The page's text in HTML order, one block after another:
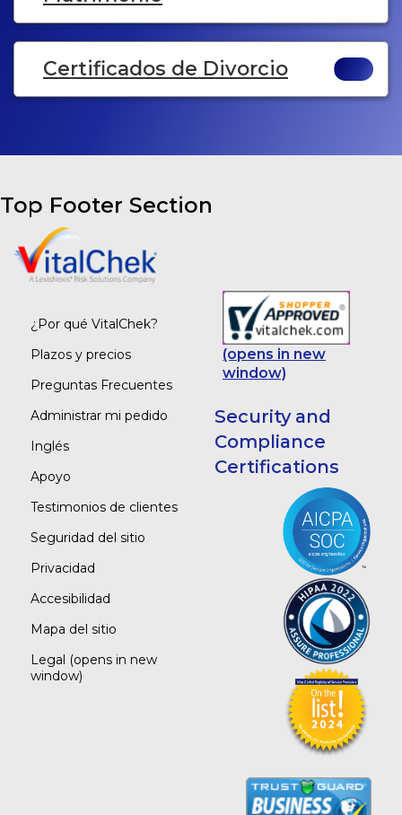
Certificados de Divorcio
Top Footer Section
¿Por qué VitalChek?
Plazos y precios
Preguntas Frecuentes
Administrar mi pedido
Inglés
Apoyo
Testimonios de clientes
Seguridad del sitio
Privacidad
Accesibilidad
Mapa del sitio
Legal (opens in new
window)
(opens in new
window)
Security and
Compliance
Certifications